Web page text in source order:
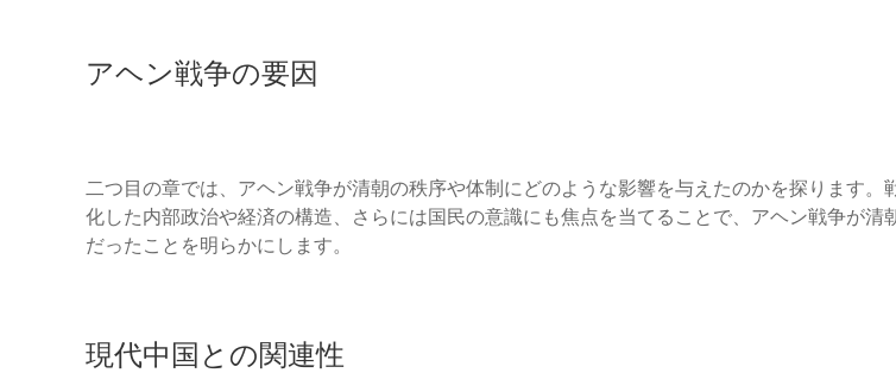
アヘン戦争の要因
二つ目の章では、アヘン戦争が清朝の秩序や体制にどのような影響を与えたのかを探ります。
化した内部政治や経済の構造、さらには国民の意識にも焦点を当てることで、アヘン戦争が清
だったことを明らかにします。
現代中国との関連性